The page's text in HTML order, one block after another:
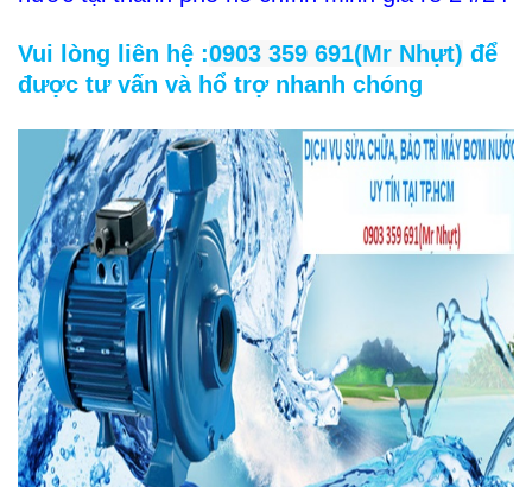
Vui lòng liên hệ :0903 359 691(Mr Nhựt) để
được tư vấn và hổ trợ nhanh chóng